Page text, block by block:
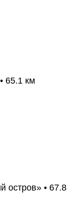
65.1 км
остров» •